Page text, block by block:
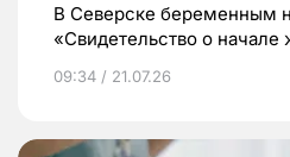
В Северске беременным
«Свидетельство о начале
09:34 / 21.07.26